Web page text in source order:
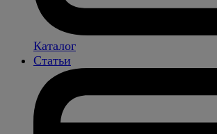
Каталог
Статьи